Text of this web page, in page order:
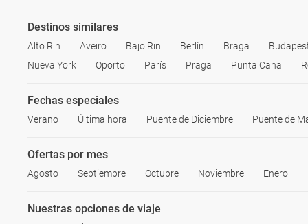
Destinos similares
Alto Rin Aveiro Bajo Rin Berlín Braga
Nueva York
Oporto París Praga Punta Cana
Fechas especiales
Verano Última hora Puente de Diciembre Puente de
Ofertas por mes
Agosto Septiembre Octubre Noviembre Enero
Nuestras opciones de viaje